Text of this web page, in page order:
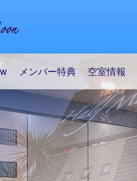
メンバー特典 空室情報